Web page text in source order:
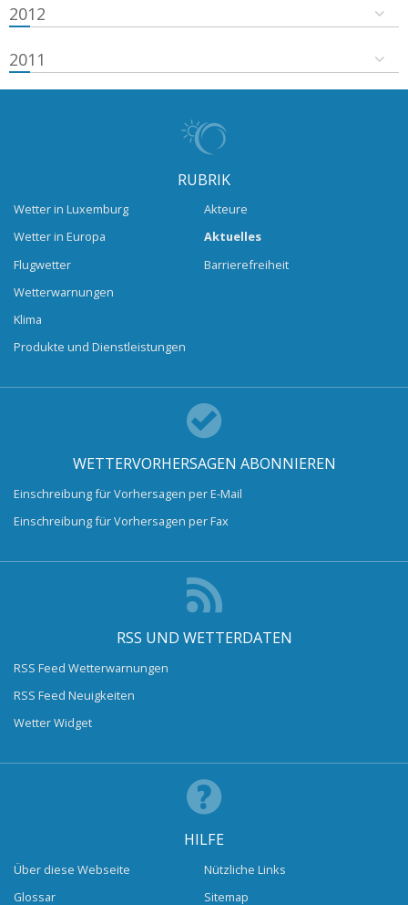
2012
2011
RUBRIK
Wetter in Luxemburg
Wetter in Europa
Flugwetter
Wetterwarnungen
Klima
Produkte und Dienstleistungen
Akteure
Aktuelles
Barrierefreiheit
WETTERVORHERSAGEN ABONNIEREN
Einschreibung für Vorhersagen per E-Mail
Einschreibung für Vorhersagen per Fax
RSS UND WETTERDATEN
RSS Feed Wetterwarnungen
RSS Feed Neuigkeiten
Wetter Widget
HILFE
Über diese Webseite
Glossar
Nützliche Links
Sitemap